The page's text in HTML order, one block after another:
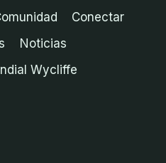
Conectar
Noticias
Wycliffe